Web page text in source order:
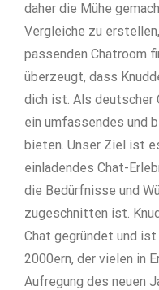
daher die Mühe
Vergleiche zu
passenden Chatroom
überzeugt, dass
dich ist. Als deutscher
ein umfassendes und
bieten. Unser Ziel ist
einladendes Chat-
die Bedürfnisse und
zugeschnitten ist.
Chat gegründet und ist
2000ern, der vielen in
Aufregung des neuen